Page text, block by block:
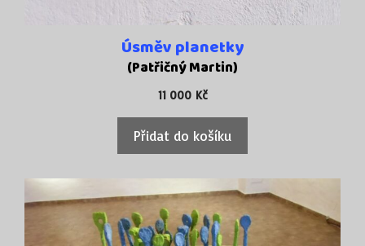
Úsměv planetky
(Patřičný Martin)
11 000 Kč
Přidat do košíku